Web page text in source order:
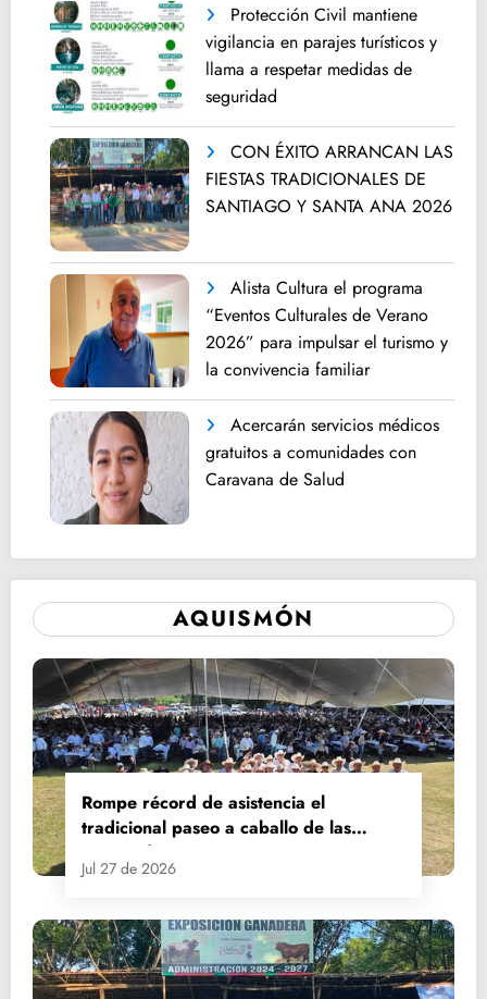
Protección Civil mantiene
vigilancia en parajes turísticos y
llama a respetar medidas de
seguridad
CON ÉXITO ARRANCAN LAS
FIESTAS TRADICIONALES DE
SANTIAGO Y SANTA ANA 2026
Alista Cultura el programa
“Eventos Culturales de Verano
2026” para impulsar el turismo y
la convivencia familiar
Acercarán servicios médicos
gratuitos a comunidades con
Caravana de Salud
AQUISMÓN
Rompe récord de asistencia el
tradicional paseo a caballo de las
Fiestas de Santiago y Santa Ana
Jul 27 de 2026